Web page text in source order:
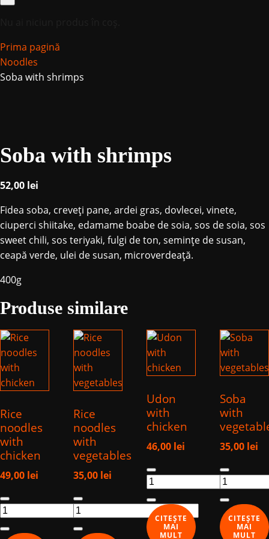
Prima pagină
Noodles
Soba with shrimps
Soba with shrimps
52,00 lei
Fidea soba, creveți pane, ardei gras, dovlecei, vinete,
ciuperci shiitake, edamame boabe de soia, sos de soia, sos
sweet chili, sos teriyaki, fulgi de ton, seminţe de susan,
ceapă verde, ulei de susan, microverdeață.
400g
Produse similare
Rice
noodles
with
chicken
49,00 lei
Cantitate
Rice
noodles
Rice
noodles
with
vegetables
35,00 lei
Cantitate
Rice
noodles
Udon
with
chicken
46,00 lei
Cantitate
Udon
with
chicken
CITEȘTE
MAI
MULT
Soba
with
35,00 lei
Cantitate
Soba
with
vegetables
CITEȘTE
MAI
MULT